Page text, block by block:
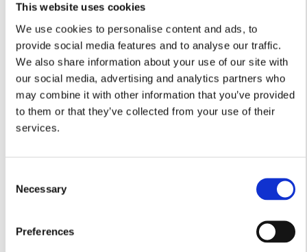
This website uses cookies
We use cookies to personalise content and ads, to
provide social media features and to analyse our traffic.
We also share information about your use of our site with
our social media, advertising and analytics partners who
may combine it with other information that you’ve provided
to them or that they’ve collected from your use of their
services.
Selection
Necessary
Preferences
idealnie do wielkości składowiska drewna, co zapewnia
Najważniejsze cechy plandek na drewno kominkowe:
Produkcja na wymiar– oferujemy plandeki
dokładnie dopasowane do wielkości i kształtu
Twojego składowiska drewna, dzięki czemu drewno
jest skutecznie chronione, a plandeka nie
przepuszcza wilgoci ani brudu.
Wodoodporność i odporność na warunki
intensywne nasłonecznienie. Chronią drewno przed
zawilgoceniem, co pozwala utrzymać je w dobrym
Odporność na przetarcia i uszkodzenia
plandeki PVC są wyjątkowo trwałe i odporne na